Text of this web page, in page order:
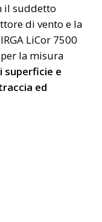
il suddetto
di vento e la
LiCor 7500
la misura
superficie e
ed